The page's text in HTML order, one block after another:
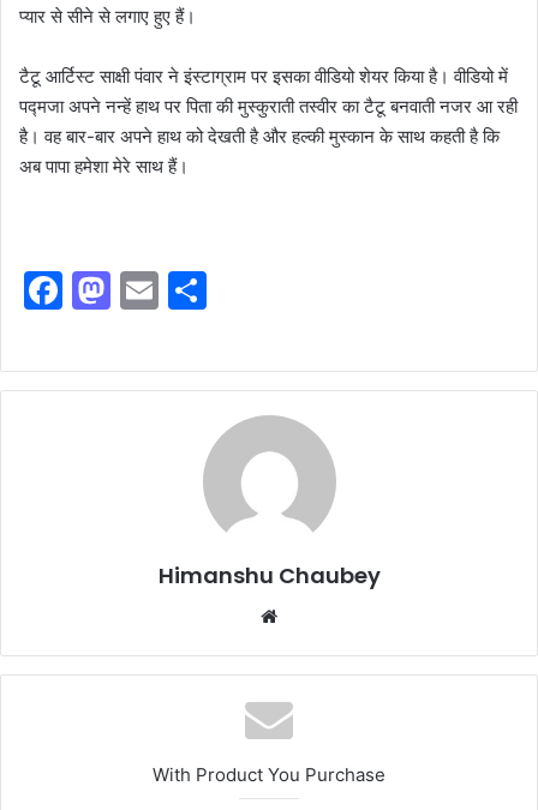
प्यार से सीने से लगाए हुए हैं।
टैटू आर्टिस्ट साक्षी पंवार ने इंस्टाग्राम पर इसका वीडियो शेयर किया है। वीडियो में
पद्मजा अपने नन्हें हाथ पर पिता की मुस्कुराती तस्वीर का टैटू बनवाती नजर आ रही
है। वह बार-बार अपने हाथ को देखती है और हल्की मुस्कान के साथ कहती है कि
अब पापा हमेशा मेरे साथ हैं।
F
c
e
M
st
o
E
ai
l
ar
e
Himanshu Chaubey
With Product You Purchase